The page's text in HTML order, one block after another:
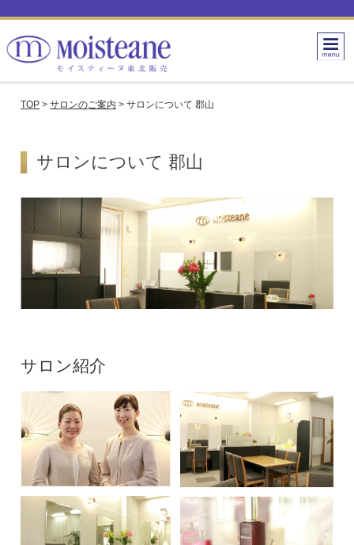
TOP >サロンのご案内 >サロンについて 郡山
サロンについて 郡山
サロン紹介